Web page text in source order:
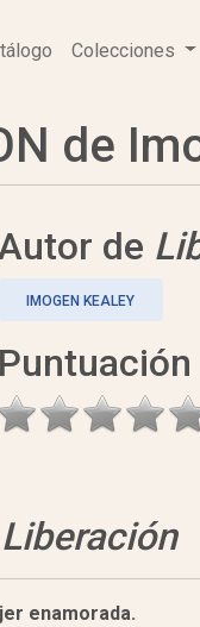
Colecciones
de
de
IMOGEN KEALEY
Puntuación
Liberación
enamorada.